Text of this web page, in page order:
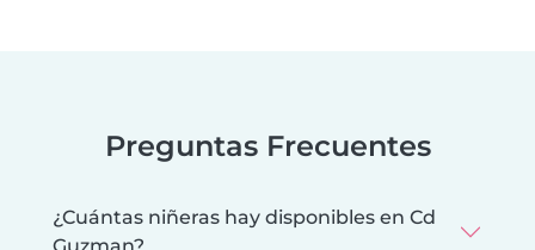
Preguntas Frecuentes
¿Cuántas niñeras hay disponibles en Cd